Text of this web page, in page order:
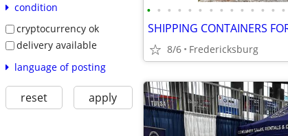
condition
cryptocurrency ok
delivery available
language of posting
reset apply
• • • • • • • • • • • • • •
8/6 Fredericksburg